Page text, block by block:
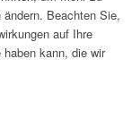
Beachten Sie,
auf Ihre
kann, die wir